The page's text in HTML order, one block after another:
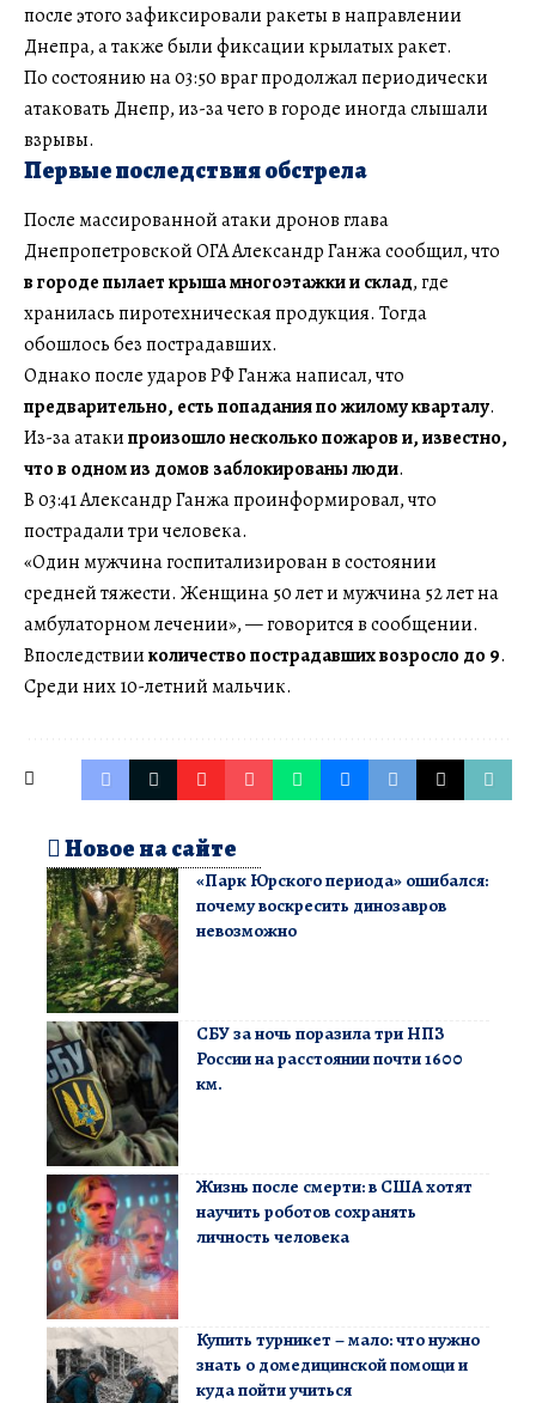
после этого зафиксировали ракеты в направлении
Днепра, а также были фиксации крылатых ракет.
По состоянию на 03:50 враг продолжал периодически
атаковать Днепр, из-за чего в городе иногда слышали
взрывы.
Первые последствия обстрела
После массированной атаки дронов глава
Днепропетровской ОГА Александр Ганжа сообщил, что
в городе пылает крыша многоэтажки и склад, где
хранилась пиротехническая продукция. Тогда
обошлось без пострадавших.
Однако после ударов РФ Ганжа написал, что
предварительно, есть попадания по жилому кварталу.
Из-за атакипроизошло несколько пожаров и, известно,
что в одном из домов заблокированы люди.
В 03:41 Александр Ганжа проинформировал, что
пострадали три человека.
«Один мужчина госпитализирован в состоянии
средней тяжести. Женщина 50 лет и мужчина 52 лет на
амбулаторном лечении», — говорится в сообщении.
Впоследствииколичество пострадавших возросло до 9.
Среди них 10-летний мальчик.
Новое на сайте
«Парк Юрского периода» ошибался:
почему воскресить динозавров
невозможно
СБУ за ночь поразила три НПЗ
России на расстоянии почти 1600
км.
Жизнь после смерти: в США хотят
научить роботов сохранять
личность человека
Купить турникет – мало: что нужно
знать о домедицинской помощи и
куда пойти учиться